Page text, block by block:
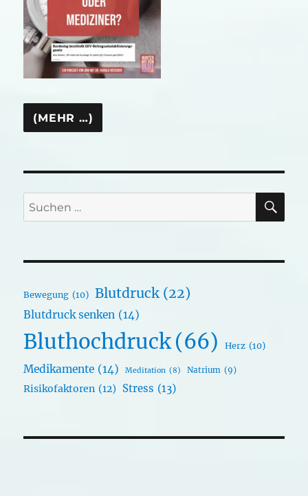
Suchen
nach:
Bewegung (10) Blutdruck (22)
Blutdruck senken (14)
Bluthochdruck(66) Herz (10)
Medikamente (14) Meditation (8) Natrium (9)
Risikofaktoren (12) Stress (13)